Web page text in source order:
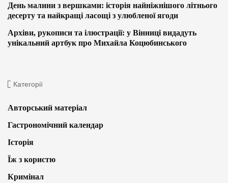
День малини з вершками: історія найніжнішого літнього
десерту та найкращі ласощі з улюбленої ягоди
Архіви, рукописи та ілюстрації: у Вінниці видадуть
унікальний артбук про Михайла Коцюбинського
Категорії
Авторський матеріал
Гастрономічний календар
Історія
Їж з користю
Кримінал